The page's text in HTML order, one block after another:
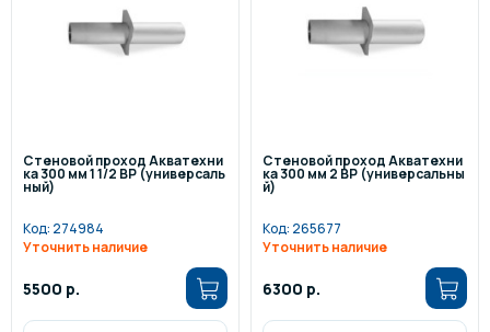
Стеновой проход Акватехни
ка 300 мм 1 1/2 ВР (универсаль
ный)
Код: 274984
Уточнить наличие
5500 р.
Стеновой проход Акватехни
ка 300 мм 2 ВР (универсальны
й)
Код: 265677
Уточнить наличие
6300 р.